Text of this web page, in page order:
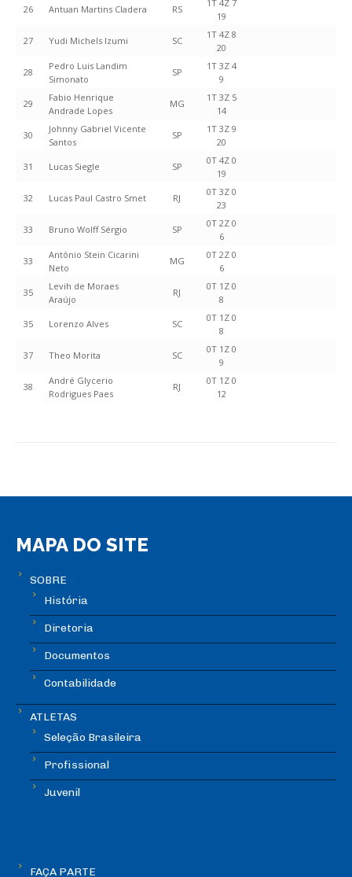
26 Antuan Martins Cladera RS
1T 4Z 7
19
27 Yudi Michels Izumi SC
1T 4Z 8
20
28
Pedro Luis Landim
Simonato
SP
1T 3Z 4
9
29
Fabio Henrique
Andrade Lopes
MG
1T 3Z 5
14
30
Johnny Gabriel Vicente
Santos
SP
1T 3Z 9
20
31 Lucas Siegle SP
0T 4Z 0
19
32 Lucas Paul Castro Smet RJ
0T 3Z 0
23
33 Bruno Wolff Sérgio SP
0T 2Z 0
6
33
Antônio Stein Cicarini
Neto
MG
0T 2Z 0
6
35
Levih de Moraes
Araújo
RJ
0T 1Z 0
8
35 Lorenzo Alves SC
0T 1Z 0
8
37 Theo Morita SC
0T 1Z 0
9
38
André Glycerio
Rodrigues Paes
RJ
0T 1Z 0
12
MAPA DO SITE
SOBRE
História
Diretoria
Documentos
Contabilidade
ATLETAS
Seleção Brasileira
Profissional
Juvenil
FAÇA PARTE